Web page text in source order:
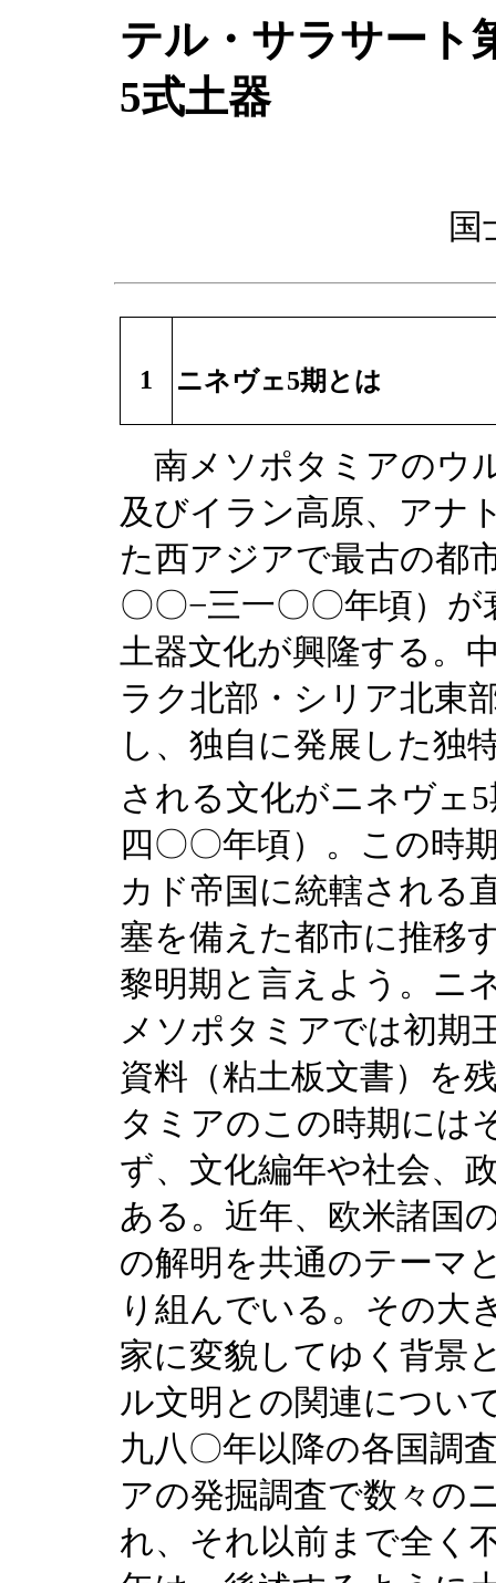
テル・サラサート
5式土器
国
1 ニネヴェ5期とは
南メソポタミアのウ
及びイラン高原、アナ
た西アジアで最古の都
〇〇−三一〇〇年頃）
土器文化が興隆する。
ラク北部・シリア北東
し、独自に発展した独
される文化がニネヴェ
四〇〇年頃）。この時
カド帝国に統轄される
塞を備えた都市に推移
黎明期と言えよう。ニ
メソポタミアでは初期
資料（粘土板文書）を
タミアのこの時期には
ず、文化編年や社会、
ある。近年、欧米諸国
の解明を共通のテーマ
り組んでいる。その大
家に変貌してゆく背景
ル文明との関連につい
九八〇年以降の各国調
アの発掘調査で数々の
れ、それ以前まで全く